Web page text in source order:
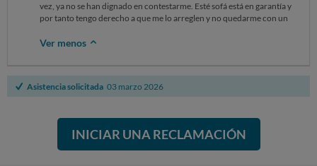
vez, ya no se han dignado en contestarme. Esté sofá está en garantía y
por tanto tengo derecho a que me lo arreglen y no quedarme con un
Ver menos
Asistencia solicitada 03 marzo 2026
INICIAR UNA RECLAMACIÓN